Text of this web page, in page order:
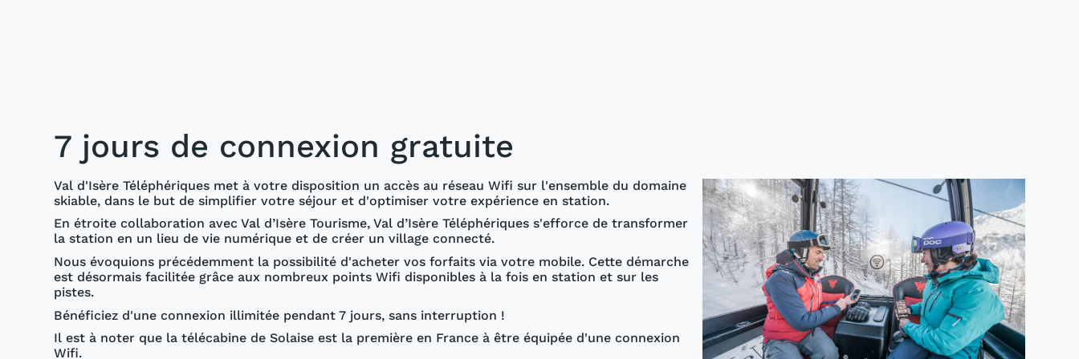
7 jours de connexion gratuite
Val d'Isère Téléphériques met à votre disposition un accès au réseau Wifi sur l'ensemble du domaine
skiable, dans le but de simplifier votre séjour et d'optimiser votre expérience en station.
En étroite collaboration avec Val d’Isère Tourisme, Val d’Isère Téléphériques s'efforce de transformer
la station en un lieu de vie numérique et de créer un village connecté.
Nous évoquions précédemment la possibilité d'acheter vos forfaits via votre mobile. Cette démarche
est désormais facilitée grâce aux nombreux points Wifi disponibles à la fois en station et sur les
pistes.
Bénéficiez d'une connexion illimitée pendant 7 jours, sans interruption !
Il est à noter que la télécabine de Solaise est la première en France à être équipée d'une connexion
Wifi.